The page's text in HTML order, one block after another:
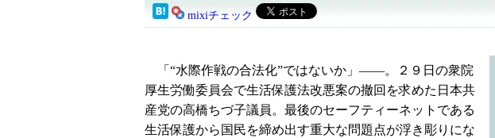
mixiチェック
「“水際作戦の合法化”ではないか」――。２９日の衆院
厚生労働委員会で生活保護法改悪案の撤回を求めた日本共
産党の高橋ちづ子議員。最後のセーフティーネットである
生活保護から国民を締め出す重大な問題点が浮き彫りにな